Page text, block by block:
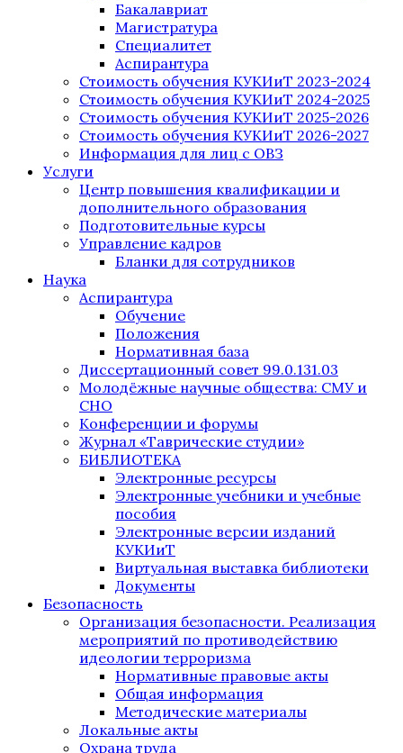
Бакалавриат
Магистратура
Специалитет
Аспирантура
Стоимость обучения КУКИиТ 2023-2024
Стоимость обучения КУКИиТ 2024-2025
Стоимость обучения КУКИиТ 2025-2026
Стоимость обучения КУКИиТ 2026-2027
Информация для лиц с ОВЗ
Услуги
Центр повышения квалификации и
дополнительного образования
Подготовительные курсы
Управление кадров
Бланки для сотрудников
Наука
Аспирантура
Обучение
Положения
Нормативная база
Диссертационный совет 99.0.131.03
Молодёжные научные общества: СМУ и
СНО
Конференции и форумы
Журнал «Таврические студии»
БИБЛИОТЕКА
Электронные ресурсы
Электронные учебники и учебные
пособия
Электронные версии изданий
КУКИиТ
Виртуальная выставка библиотеки
Документы
Безопасность
Организация безопасности. Реализация
мероприятий по противодействию
идеологии терроризма
Нормативные правовые акты
Общая информация
Методические материалы
Локальные акты
Охрана труда